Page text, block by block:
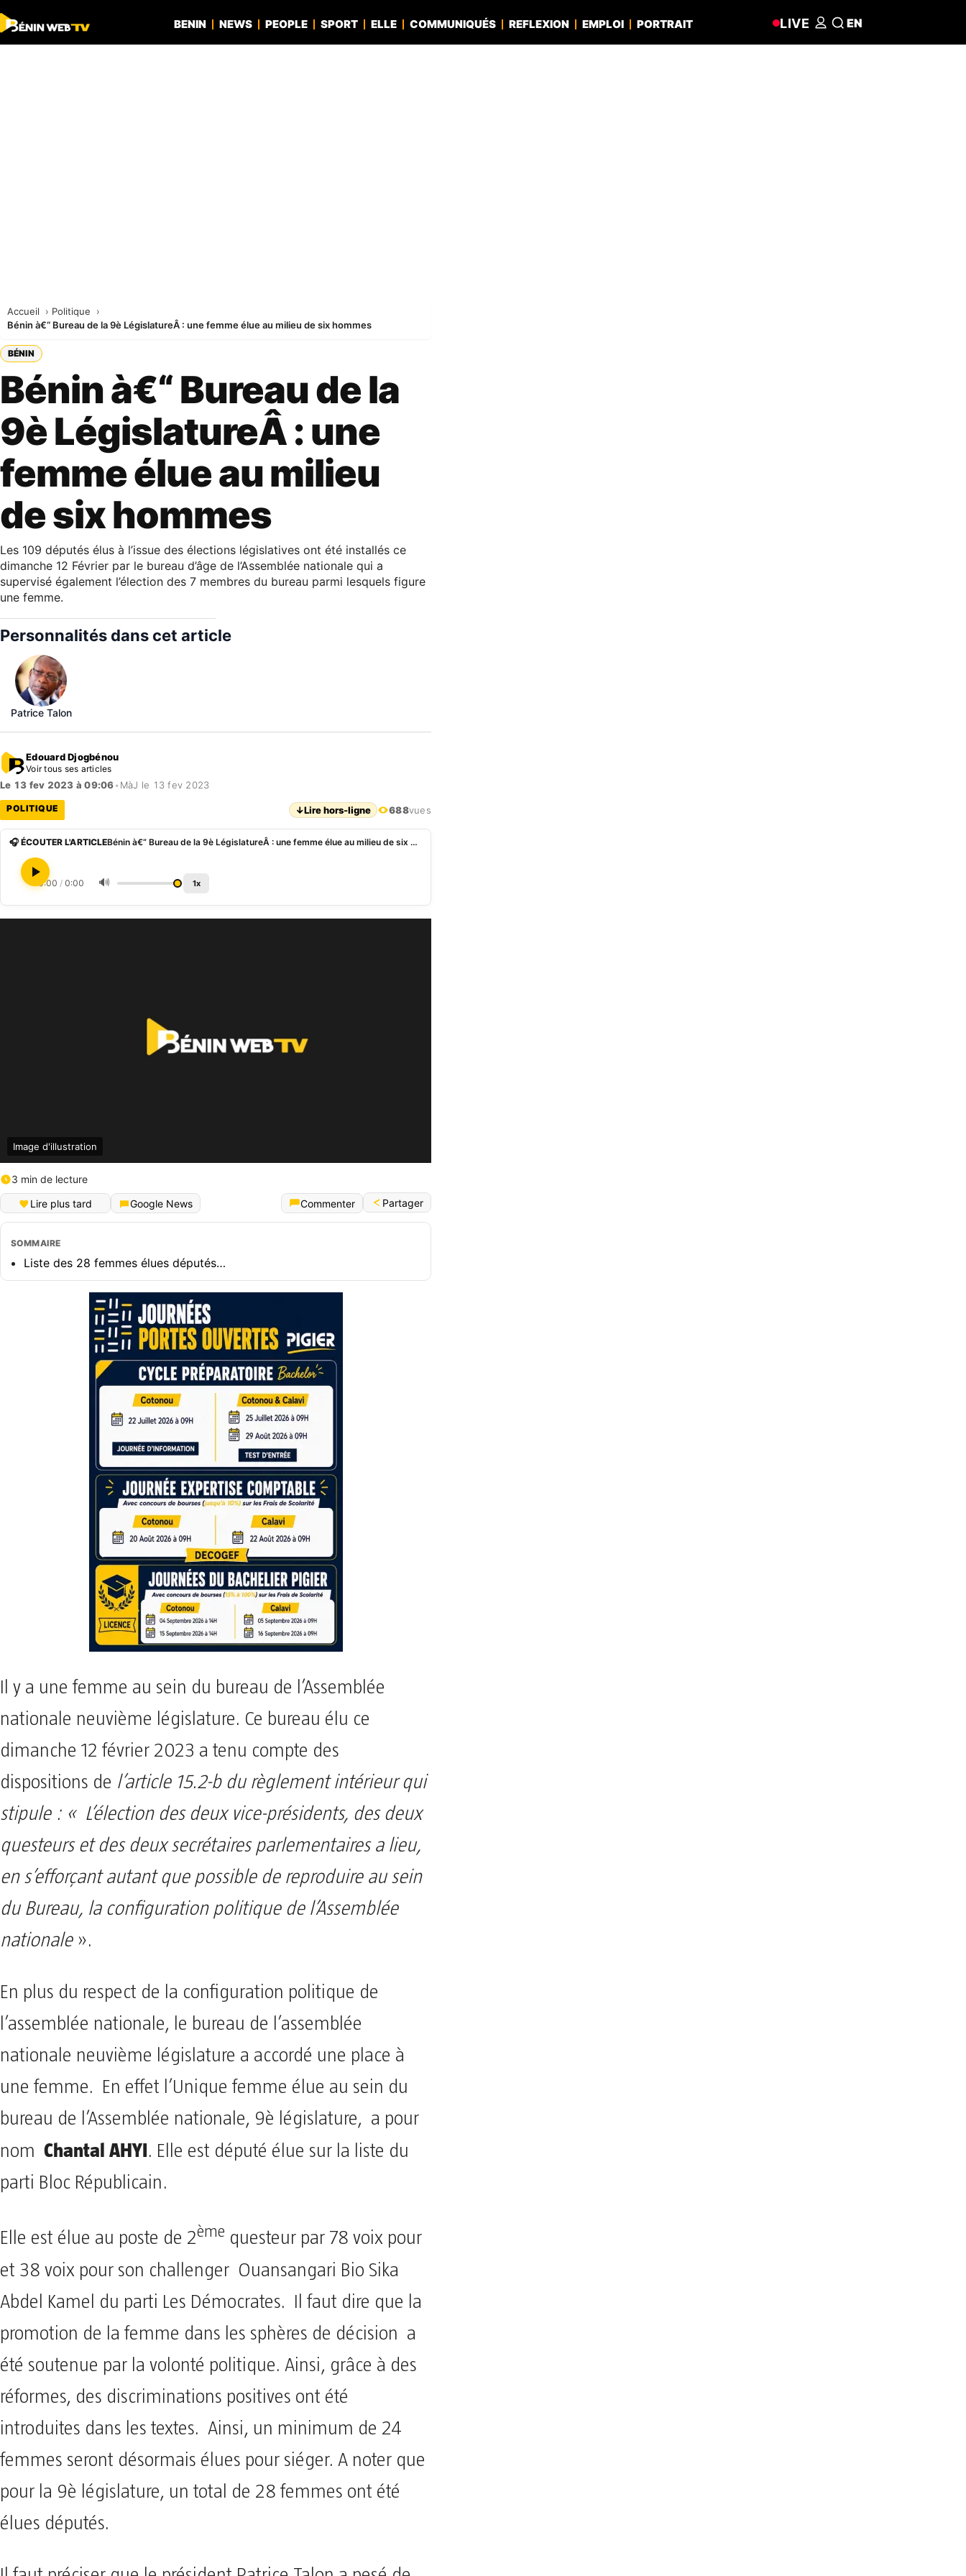
BENIN NEWS PEOPLE SPORT ELLE COMMUNIQUÉS REFLEXION EMPLOI PORTRAIT LIVE EN
Accueil
Politique
Bénin à€“ Bureau de la 9è LégislatureÂ : une femme élue au milieu de six hommes
BÉNIN
Bénin à€“ Bureau de la
9è LégislatureÂ : une
femme élue au milieu
de six hommes
Les 109 députés élus à l’issue des élections législatives ont été installés ce
dimanche 12 Février par le bureau d’âge de l’Assemblée nationale qui a
supervisé également l’élection des 7 membres du bureau parmi lesquels figure
une femme.
Personnalités dans cet article
Patrice Talon
Edouard Djogbénou
Voir tous ses articles
Le 13 fev 2023 à 09:06• MàJ le 13 fev 2023
POLITIQUE ↓Lire hors-ligne 688vues
🎧 ÉCOUTER L'ARTICLE Bénin à€“ Bureau de la 9è LégislatureÂ : une femme élue au milieu de six hommes
0:00 / 0:00 🔊 1x
Image d'illustration
3 min de lecture
Lire plus tard
Google News Commenter Partager
SOMMAIRE
Liste des 28 femmes élues députés…
Il y a une femme au sein du bureau de l’Assemblée
nationale neuvième législature. Ce bureau élu ce
dimanche 12 février 2023 a tenu compte des
dispositions de l’article 15.2-b du règlement intérieur qui
stipule : « L’élection des deux vice-présidents, des deux
questeurs et des deux secrétaires parlementaires a lieu,
en s’efforçant autant que possible de reproduire au sein
du Bureau, la configuration politique de l’Assemblée
nationale».
En plus du respect de la configuration politique de
l’assemblée nationale, le bureau de l’assemblée
nationale neuvième législature a accordé une place à
une femme. En effet l’Unique femme élue au sein du
bureau de l’Assemblée nationale, 9è législature, a pour
nom Chantal AHYI. Elle est député élue sur la liste du
parti Bloc Républicain.
Elle est élue au poste de 2ème questeur par 78 voix pour
et 38 voix pour son challenger Ouansangari Bio Sika
Abdel Kamel du parti Les Démocrates. Il faut dire que la
promotion de la femme dans les sphères de décision a
été soutenue par la volonté politique. Ainsi, grâce à des
réformes, des discriminations positives ont été
introduites dans les textes. Ainsi, un minimum de 24
femmes seront désormais élues pour siéger. A noter que
pour la 9è législature, un total de 28 femmes ont été
élues députés.